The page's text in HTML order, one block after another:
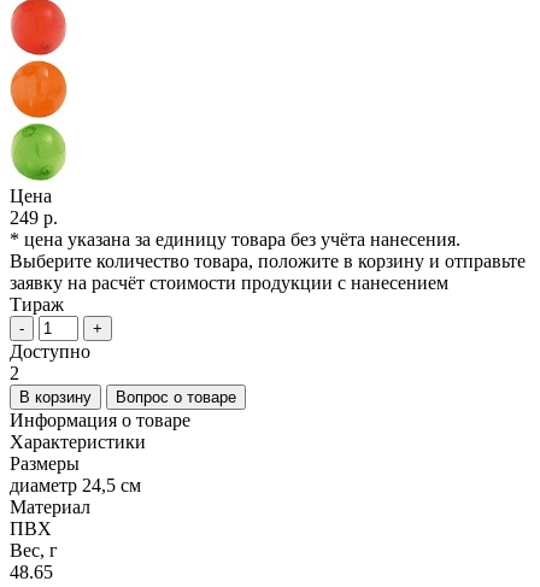
Цена
249 р.
* цена указана за единицу товара без учёта нанесения.
Выберите количество товара, положите в корзину и отправьте
заявку на расчёт стоимости продукции с нанесением
Тираж
- +
Доступно
2
В корзину Вопрос о товаре
Информация о товаре
Характеристики
Размеры
диаметр 24,5 см
Материал
ПВХ
Вес, г
48.65